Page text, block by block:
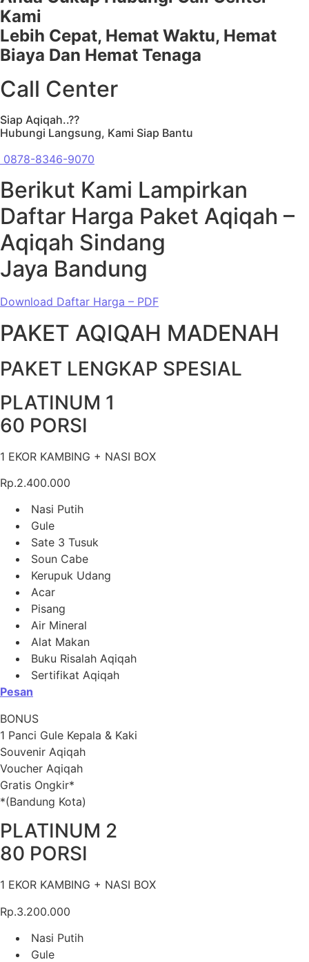
Kami
Lebih Cepat, Hemat Waktu, Hemat
Biaya Dan Hemat Tenaga
Call Center
Siap Aqiqah..??
Hubungi Langsung, Kami Siap Bantu
0878-8346-9070
Berikut Kami Lampirkan
Daftar Harga Paket Aqiqah –
Aqiqah Sindang
Jaya Bandung
Download Daftar Harga – PDF
PAKET AQIQAH MADENAH
PAKET LENGKAP SPESIAL
PLATINUM 1
60 PORSI
1 EKOR KAMBING + NASI BOX
Rp.2.400.000
Nasi Putih
Gule
Sate 3 Tusuk
Soun Cabe
Kerupuk Udang
Acar
Pisang
Air Mineral
Alat Makan
Buku Risalah Aqiqah
Sertifikat Aqiqah
Pesan
BONUS
1 Panci Gule Kepala & Kaki
Souvenir Aqiqah
Voucher Aqiqah
Gratis Ongkir*
*(Bandung Kota)
PLATINUM 2
80 PORSI
1 EKOR KAMBING + NASI BOX
Rp.3.200.000
Nasi Putih
Gule